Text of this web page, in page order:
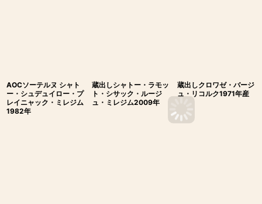
AOCソーテルヌ シャト
ー・シュデュイロー・プ
レイニャック・ミレジム
1982年
蔵出しシャトー・ラモッ
ト・シサック・ルージ
ュ・ミレジム2009年
蔵出しクロワゼ・バージ
ュ・リコルク1971年産